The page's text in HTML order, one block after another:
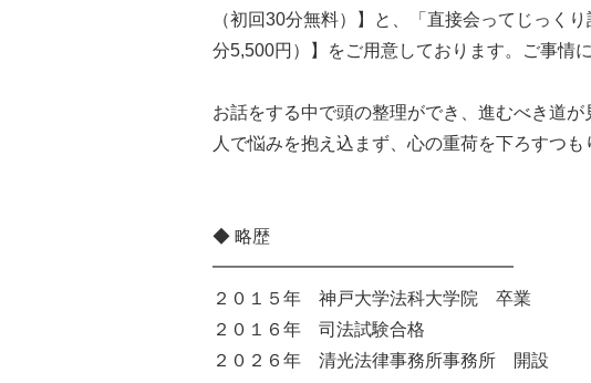
（初回30分無料）】と、「直接会ってじっく
分5,500円）】をご用意しております。ご事情
お話をする中で頭の整理ができ、進むべき道
人で悩みを抱え込まず、心の重荷を下ろすつ
◆ 略歴
━━━━━━━━━━━━━━━━━
２０１５年 神戸大学法科大学院 卒業
２０１６年 司法試験合格
２０２６年 清光法律事務所事務所 開設